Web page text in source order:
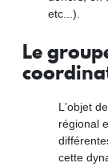
etc...).
Le
L'objet
régional
cette